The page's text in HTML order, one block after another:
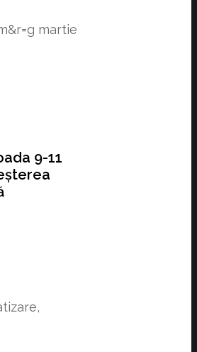
martie
9-11